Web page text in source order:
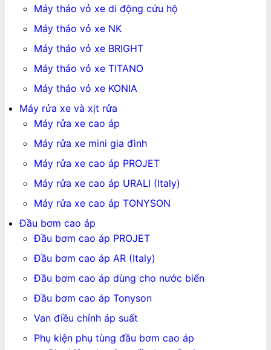
Máy tháo vỏ xe di động cứu hộ
Máy tháo vỏ xe NK
Máy tháo vỏ xe BRIGHT
Máy tháo vỏ xe TITANO
Máy tháo vỏ xe KONIA
Máy rửa xe và xịt rửa
Máy rửa xe cao áp
Máy rửa xe mini gia đình
Máy rửa xe cao áp PROJET
Máy rửa xe cao áp URALI (Italy)
Máy rửa xe cao áp TONYSON
Đầu bơm cao áp
Đầu bơm cao áp PROJET
Đầu bơm cao áp AR (Italy)
Đầu bơm cao áp dùng cho nước biển
Đầu bơm cao áp Tonyson
Van điều chỉnh áp suất
Phụ kiện phụ tùng đầu bơm cao áp